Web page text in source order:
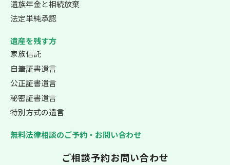
遺族年金と相続放棄
法定単純承認
遺産を残す方
家族信託
自筆証書遺言
公正証書遺言
秘密証書遺言
特別方式の遺言
無料法律相談のご予約・お問い合わせ
ご相談予約お問い合わせ